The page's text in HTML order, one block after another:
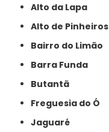
Alto da Lapa
Alto de Pinheiros
Bairro do Limão
Barra Funda
Butantã
Freguesia do Ó
Jaguaré